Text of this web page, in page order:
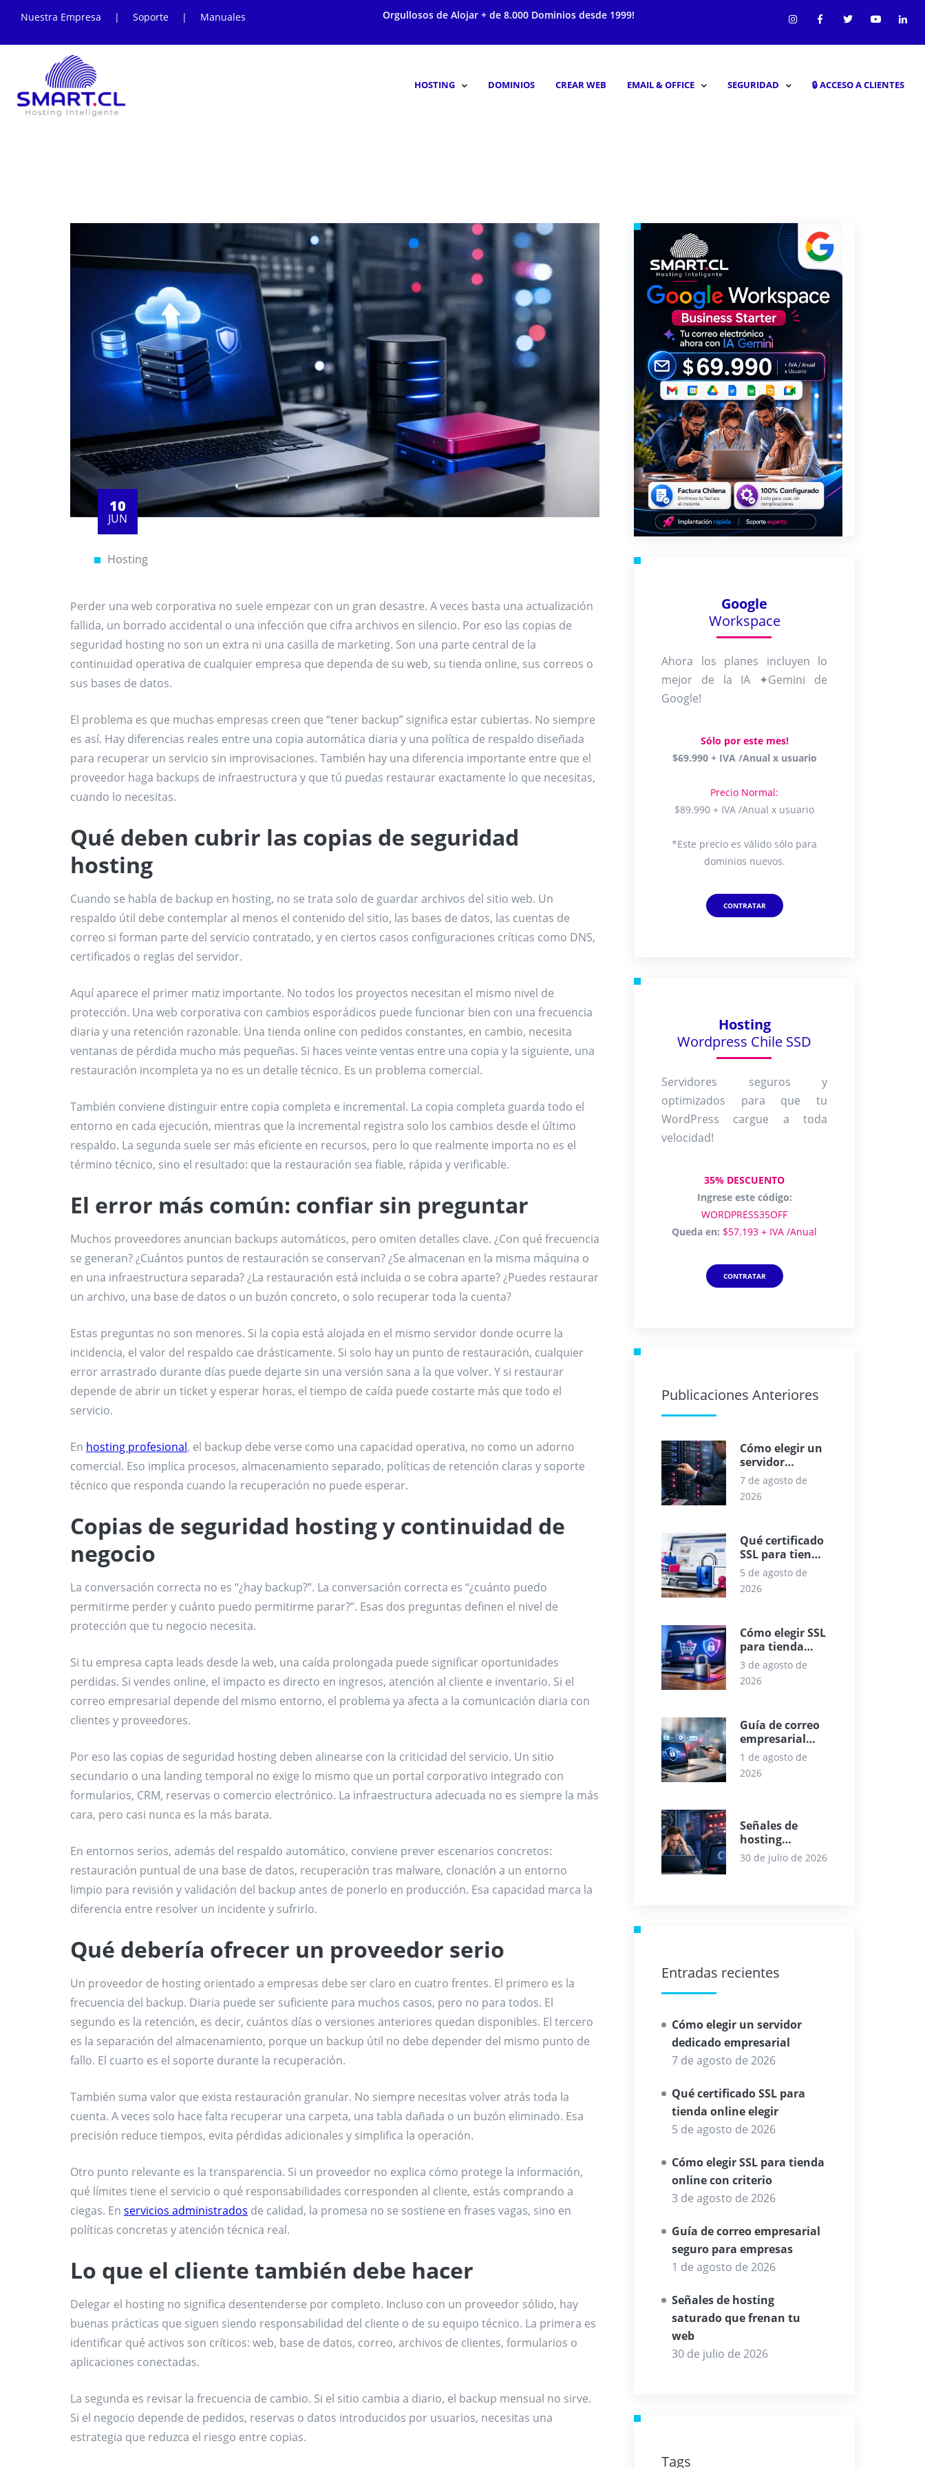
Nuestra Empresa | Soporte | Manuales Orgullosos de Alojar + de 8.000 Dominios desde 1999!
HOSTING DOMINIOS CREAR WEB EMAIL & OFFICE SEGURIDAD 🔒︎ ACCESO A CLIENTES
10
JUN
Hosting
Perder una web corporativa no suele empezar con un gran desastre. A veces basta una actualización
fallida, un borrado accidental o una infección que cifra archivos en silencio. Por eso las copias de
seguridad hosting no son un extra ni una casilla de marketing. Son una parte central de la
continuidad operativa de cualquier empresa que dependa de su web, su tienda online, sus correos o
sus bases de datos.
El problema es que muchas empresas creen que “tener backup” significa estar cubiertas. No siempre
es así. Hay diferencias reales entre una copia automática diaria y una política de respaldo diseñada
para recuperar un servicio sin improvisaciones. También hay una diferencia importante entre que el
proveedor haga backups de infraestructura y que tú puedas restaurar exactamente lo que necesitas,
cuando lo necesitas.
Qué deben cubrir las copias de seguridad
hosting
Cuando se habla de backup en hosting, no se trata solo de guardar archivos del sitio web. Un
respaldo útil debe contemplar al menos el contenido del sitio, las bases de datos, las cuentas de
correo si forman parte del servicio contratado, y en ciertos casos configuraciones críticas como DNS,
certificados o reglas del servidor.
Aquí aparece el primer matiz importante. No todos los proyectos necesitan el mismo nivel de
protección. Una web corporativa con cambios esporádicos puede funcionar bien con una frecuencia
diaria y una retención razonable. Una tienda online con pedidos constantes, en cambio, necesita
ventanas de pérdida mucho más pequeñas. Si haces veinte ventas entre una copia y la siguiente, una
restauración incompleta ya no es un detalle técnico. Es un problema comercial.
También conviene distinguir entre copia completa e incremental. La copia completa guarda todo el
entorno en cada ejecución, mientras que la incremental registra solo los cambios desde el último
respaldo. La segunda suele ser más eficiente en recursos, pero lo que realmente importa no es el
término técnico, sino el resultado: que la restauración sea fiable, rápida y verificable.
El error más común: confiar sin preguntar
Muchos proveedores anuncian backups automáticos, pero omiten detalles clave. ¿Con qué frecuencia
se generan? ¿Cuántos puntos de restauración se conservan? ¿Se almacenan en la misma máquina o
en una infraestructura separada? ¿La restauración está incluida o se cobra aparte? ¿Puedes restaurar
un archivo, una base de datos o un buzón concreto, o solo recuperar toda la cuenta?
Estas preguntas no son menores. Si la copia está alojada en el mismo servidor donde ocurre la
incidencia, el valor del respaldo cae drásticamente. Si solo hay un punto de restauración, cualquier
error arrastrado durante días puede dejarte sin una versión sana a la que volver. Y si restaurar
depende de abrir un ticket y esperar horas, el tiempo de caída puede costarte más que todo el
servicio.
En hosting profesional, el backup debe verse como una capacidad operativa, no como un adorno
comercial. Eso implica procesos, almacenamiento separado, políticas de retención claras y soporte
técnico que responda cuando la recuperación no puede esperar.
Copias de seguridad hosting y continuidad de
negocio
La conversación correcta no es “¿hay backup?”. La conversación correcta es “¿cuánto puedo
permitirme perder y cuánto puedo permitirme parar?”. Esas dos preguntas definen el nivel de
protección que tu negocio necesita.
Si tu empresa capta leads desde la web, una caída prolongada puede significar oportunidades
perdidas. Si vendes online, el impacto es directo en ingresos, atención al cliente e inventario. Si el
correo empresarial depende del mismo entorno, el problema ya afecta a la comunicación diaria con
clientes y proveedores.
Por eso las copias de seguridad hosting deben alinearse con la criticidad del servicio. Un sitio
secundario o una landing temporal no exige lo mismo que un portal corporativo integrado con
formularios, CRM, reservas o comercio electrónico. La infraestructura adecuada no es siempre la más
cara, pero casi nunca es la más barata.
En entornos serios, además del respaldo automático, conviene prever escenarios concretos:
restauración puntual de una base de datos, recuperación tras malware, clonación a un entorno
limpio para revisión y validación del backup antes de ponerlo en producción. Esa capacidad marca la
diferencia entre resolver un incidente y sufrirlo.
Qué debería ofrecer un proveedor serio
Un proveedor de hosting orientado a empresas debe ser claro en cuatro frentes. El primero es la
frecuencia del backup. Diaria puede ser suficiente para muchos casos, pero no para todos. El
segundo es la retención, es decir, cuántos días o versiones anteriores quedan disponibles. El tercero
es la separación del almacenamiento, porque un backup útil no debe depender del mismo punto de
fallo. El cuarto es el soporte durante la recuperación.
También suma valor que exista restauración granular. No siempre necesitas volver atrás toda la
cuenta. A veces solo hace falta recuperar una carpeta, una tabla dañada o un buzón eliminado. Esa
precisión reduce tiempos, evita pérdidas adicionales y simplifica la operación.
Otro punto relevante es la transparencia. Si un proveedor no explica cómo protege la información,
qué límites tiene el servicio o qué responsabilidades corresponden al cliente, estás comprando a
ciegas. En servicios administrados de calidad, la promesa no se sostiene en frases vagas, sino en
políticas concretas y atención técnica real.
Lo que el cliente también debe hacer
Delegar el hosting no significa desentenderse por completo. Incluso con un proveedor sólido, hay
buenas prácticas que siguen siendo responsabilidad del cliente o de su equipo técnico. La primera es
identificar qué activos son críticos: web, base de datos, correo, archivos de clientes, formularios o
aplicaciones conectadas.
La segunda es revisar la frecuencia de cambio. Si el sitio cambia a diario, el backup mensual no sirve.
Si el negocio depende de pedidos, reservas o datos introducidos por usuarios, necesitas una
estrategia que reduzca el riesgo entre copias.
Google
Workspace
Ahora los planes incluyen lo
mejor de la IA ✦Gemini de
Google!
Sólo por este mes!
$69.990 + IVA /Anual x usuario
Precio Normal:
$89.990 + IVA /Anual x usuario
*Este precio es válido sólo para
dominios nuevos.
CONTRATAR
Hosting
Wordpress Chile SSD
Servidores seguros y
optimizados para que tu
WordPress cargue a toda
velocidad!
35% DESCUENTO
Ingrese este código:
WORDPRESS35OFF
Queda en: $57.193 + IVA /Anual
CONTRATAR
Publicaciones Anteriores
Cómo elegir un
servidor
dedicado
empresarial
7 de agosto de
2026
Qué certificado
SSL para tienda
online elegir
5 de agosto de
2026
Cómo elegir SSL
para tienda
online con
criterio
3 de agosto de
2026
Guía de correo
empresarial
seguro para
empresas
1 de agosto de
2026
Señales de
hosting
saturado que
frenan tu web
30 de julio de 2026
Entradas recientes
Cómo elegir un servidor
dedicado empresarial
7 de agosto de 2026
Qué certificado SSL para
tienda online elegir
5 de agosto de 2026
Cómo elegir SSL para tienda
online con criterio
3 de agosto de 2026
Guía de correo empresarial
seguro para empresas
1 de agosto de 2026
Señales de hosting
saturado que frenan tu
web
30 de julio de 2026
Tags